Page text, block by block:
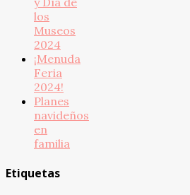
los
Museos
2024
¡Menuda
Feria
2024!
Planes
navideños
en
familia
Etiquetas